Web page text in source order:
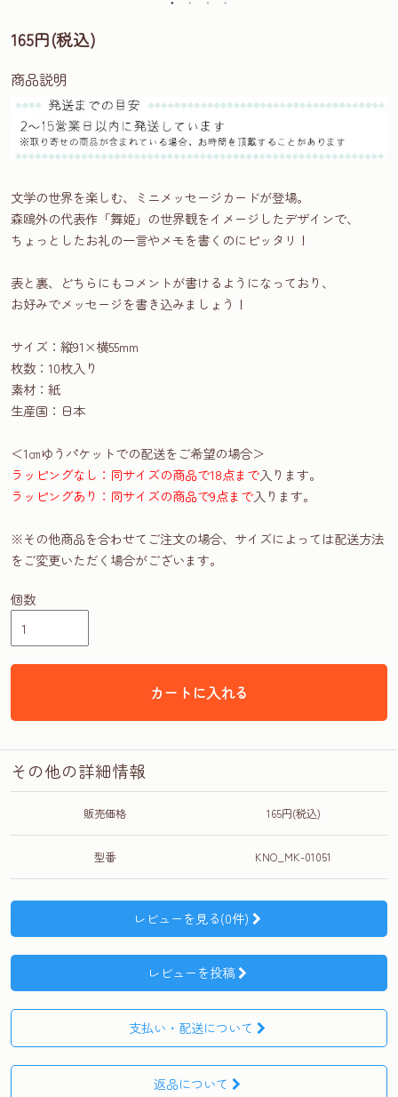
165円(税込)
商品説明
文学の世界を楽しむ、ミニメッセージカードが登場。
森鴎外の代表作「舞姫」の世界観をイメージしたデザインで、
ちょっとしたお礼の一言やメモを書くのにピッタリ！
表と裏、どちらにもコメントが書けるようになっており、
お好みでメッセージを書き込みましょう！
サイズ：縦91×横55mm
枚数：10枚入り
素材：紙
生産国：日本
＜1㎝ゆうパケットでの配送をご希望の場合＞
ラッピングなし：同サイズの商品で18点まで入ります。
ラッピングあり：同サイズの商品で9点まで入ります。
※その他商品を合わせてご注文の場合、サイズによっては配送方法
をご変更いただく場合がございます。
個数
カートに入れる
その他の詳細情報
販売価格 165円(税込)
型番 KNO_MK-01051
レビューを見る(0件)
レビューを投稿
支払い・配送について
返品について